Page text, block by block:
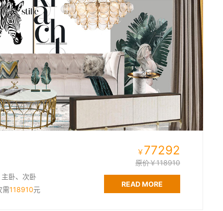
卧、次卧
需118910元
￥ 77292
原价￥118910
READ MORE